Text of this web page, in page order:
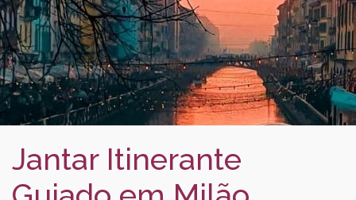
Jantar Itinerante